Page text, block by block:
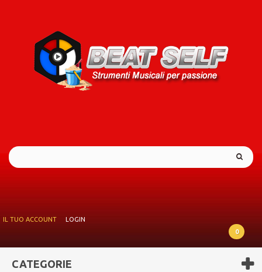
IL TUO ACCOUNT
LOGIN
0
CATEGORIE